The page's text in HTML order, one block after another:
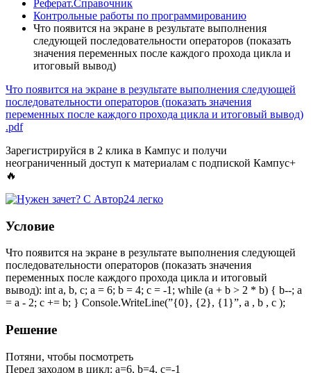
Реферат.Справочник
Контрольные работы по программированию
Что появится на экране в результате выполнения
следующей последовательности операторов (показать
значения переменных после каждого прохода цикла и
итоговый вывод)
Что появится на экране в результате выполнения следующей
последовательности операторов (показать значения
переменных после каждого прохода цикла и итоговый вывод)
.pdf
Зарегистрируйся в 2 клика в Кампус и получи
неограниченный доступ к материалам с подпиской Кампус+
🔥
Условие
Что появится на экране в результате выполнения следующей
последовательности операторов (показать значения
переменных после каждого прохода цикла и итоговый
вывод): int a, b, c; a = 6; b = 4; c = -1; while (a + b > 2 * b) { b--; a
= a - 2; c += b; } Сonsole.WriteLine(”{0}, {2}, {1}”, a , b , c );
Решение
Потяни, чтобы посмотреть
Перед заходом в цикл: a=6, b=4, c=-1